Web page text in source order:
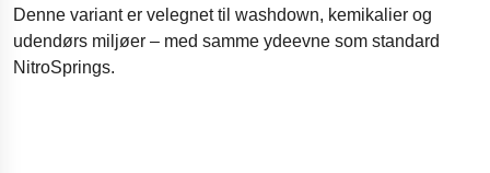
Denne variant er velegnet til washdown, kemikalier og
udendørs miljøer – med samme ydeevne som standard
NitroSprings.